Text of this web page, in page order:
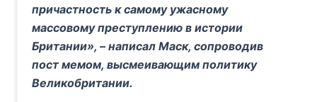
причастность к самому ужасному
массовому преступлению в истории
Британии», – написал Маск, сопроводив
пост мемом, высмеивающим политику
Великобритании.